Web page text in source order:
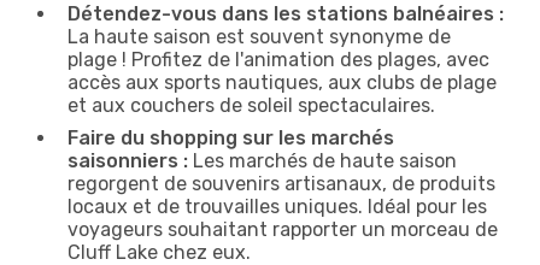
Détendez-vous dans les stations balnéaires :
La haute saison est souvent synonyme de
plage ! Profitez de l'animation des plages, avec
accès aux sports nautiques, aux clubs de plage
et aux couchers de soleil spectaculaires.
Faire du shopping sur les marchés
saisonniers : Les marchés de haute saison
regorgent de souvenirs artisanaux, de produits
locaux et de trouvailles uniques. Idéal pour les
voyageurs souhaitant rapporter un morceau de
Cluff Lake chez eux.